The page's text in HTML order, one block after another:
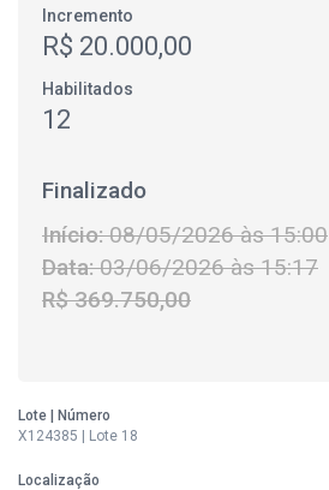
Incremento
R$ 20.000,00
Habilitados
12
Finalizado
Início:08/05/2026 às 15:00
Data:03/06/2026 às 15:17
R$ 369.750,00
Lote | Número
X124385 | Lote 18
Localização